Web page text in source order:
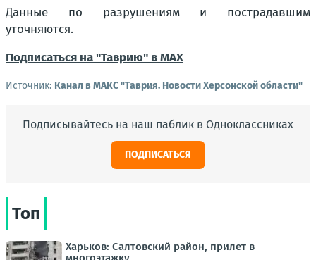
Данные по разрушениям и пострадавшим
уточняются.
Подписаться на "Таврию" в MAX
Источник: Канал в МАКС "Таврия. Новости Херсонской области"
Подписывайтесь на наш паблик в Одноклассниках
ПОДПИСАТЬСЯ
Топ
Харьков: Салтовский район, прилет в